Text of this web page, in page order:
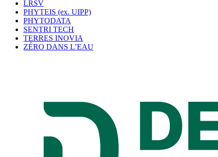
LRSV
PHYTEIS (ex. UIPP)
PHYTODATA
SENTRI TECH
TERRES INOVIA
ZÉRO DANS L’EAU